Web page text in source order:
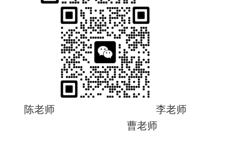
陈老师 李老师
曹老师